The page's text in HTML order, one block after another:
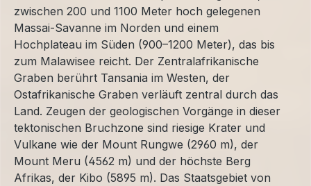
zwischen 200 und 1100 Meter hoch gelegenen
Massai-Savanne im Norden und einem
Hochplateau im Süden (900–1200 Meter), das bis
zum Malawisee reicht. Der Zentralafrikanische
Graben berührt Tansania im Westen, der
Ostafrikanische Graben verläuft zentral durch das
Land. Zeugen der geologischen Vorgänge in dieser
tektonischen Bruchzone sind riesige Krater und
Vulkane wie der Mount Rungwe (2960 m), der
Mount Meru (4562 m) und der höchste Berg
Afrikas, der Kibo (5895 m). Das Staatsgebiet von